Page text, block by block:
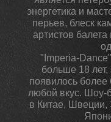
энергетика и
перьев, блеск
артистов
"Imperia-
больше 18 лет,
появилось
любой вкус. Шоу-
в Китае, Швеции,